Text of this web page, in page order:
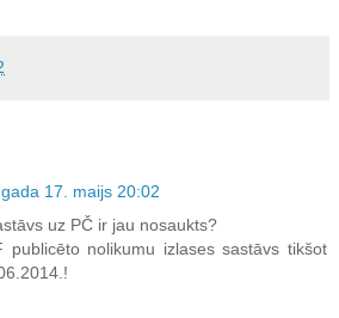
17. maijs 20:02
uz PČ ir jau nosaukts?
publicēto nolikumu izlases sastāvs tikšot